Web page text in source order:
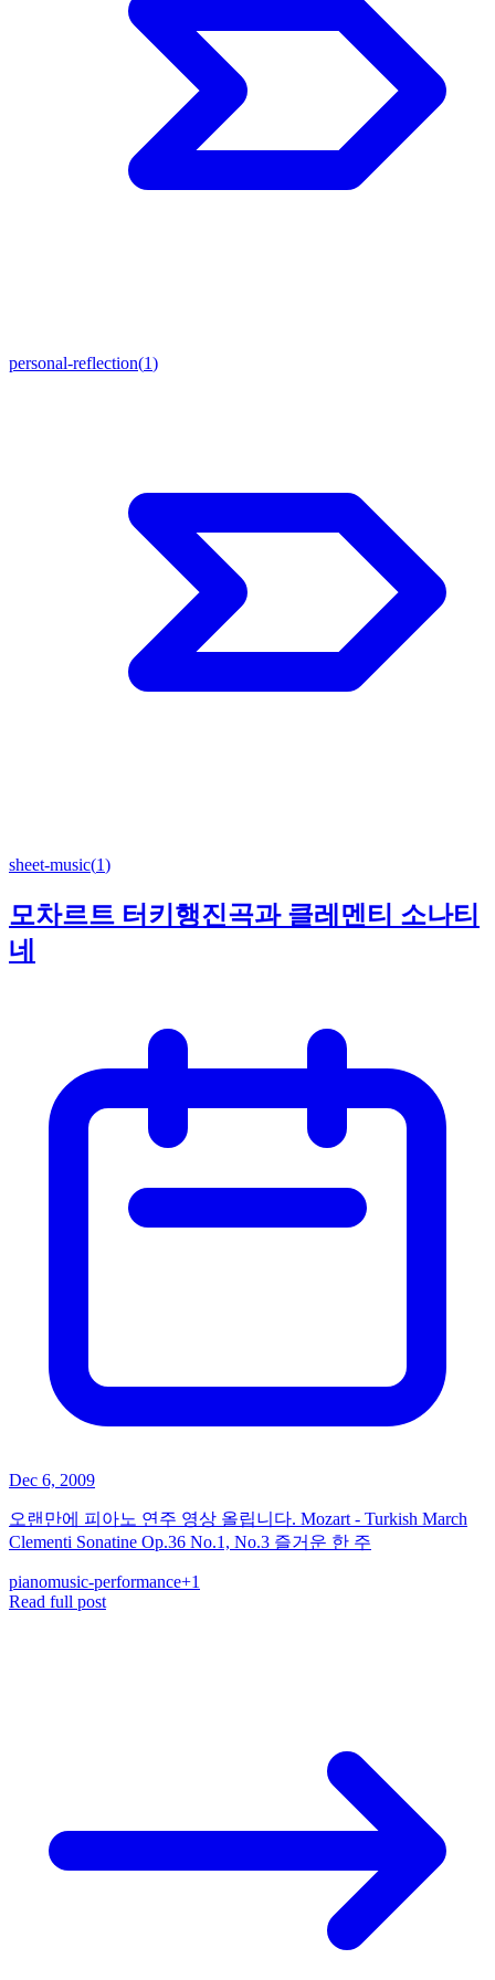
personal-reflection(1)
sheet-music(1)
모차르트 터키행진곡과 클레멘티 소나티
네
Dec 6, 2009
오랜만에 피아노 연주 영상 올립니다. Mozart - Turkish March
Clementi Sonatine Op.36 No.1, No.3 즐거운 한 주
pianomusic-performance+1
Read full post